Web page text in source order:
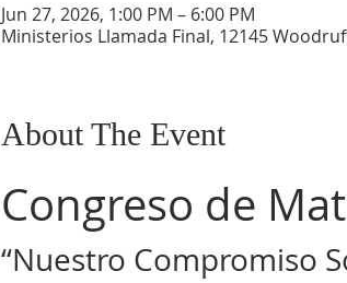
Jun 27, 2026, 1:00 PM – 6:00 PM
Ministerios Llamada Final, 12145
About The Event
Congreso de
“Nuestro Compromiso